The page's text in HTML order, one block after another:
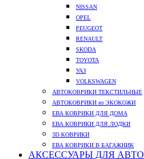
NISSAN
OPEL
PEUGEOT
RENAULT
SKODA
TOYOTA
УАЗ
VOLKSWAGEN
АВТОКОВРИКИ ТЕКСТИЛЬНЫЕ
АВТОКОВРИКИ из ЭКОКОЖИ
ЕВА КОВРИКИ ДЛЯ ДОМА
ЕВА КОВРИКИ ДЛЯ ЛОДКИ
3D КОВРИКИ
ЕВА КОВРИКИ В БАГАЖНИК
АКСЕССУАРЫ ДЛЯ АВТО